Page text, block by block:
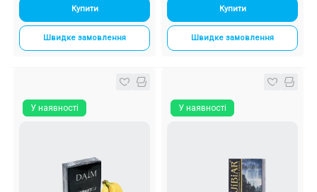
Купити
Швидке замовлення
Купити
Швидке замовлення
У наявності У наявності